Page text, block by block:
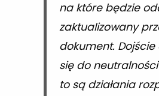
na które będzie
zaktualizowany
dokument. Dojście
się do
to są działania